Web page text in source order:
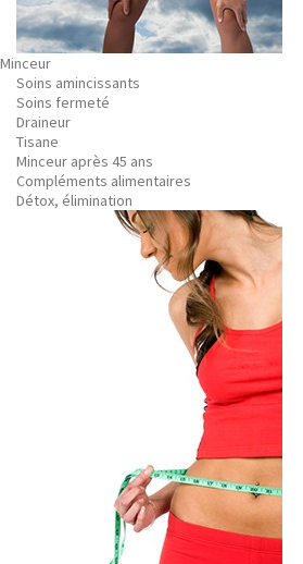
Minceur
Soins amincissants
Soins fermeté
Draineur
Tisane
Minceur après 45 ans
Compléments alimentaires
Détox, élimination